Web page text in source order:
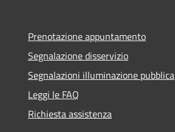
Prenotazione appuntamento
Segnalazione disservizio
Segnalazioni illuminazione pubblica
Leggi le FAQ
Richiesta assistenza